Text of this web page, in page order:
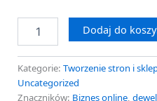
Dodaj do
Kategorie: Tworzenie stron i
Uncategorized
Znaczników: Biznes online,